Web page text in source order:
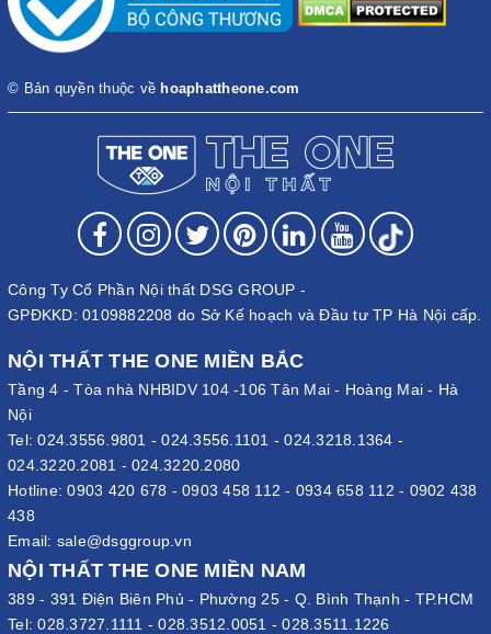
© Bản quyền thuộc về hoaphattheone.com
Công Ty Cổ Phần Nội thất DSG GROUP -
GPĐKKD: 0109882208 do Sở Kế hoạch và Đầu tư TP Hà Nội cấp.
NỘI THẤT THE ONE MIỀN BẮC
Tầng 4 - Tòa nhà NHBIDV 104 -106 Tân Mai - Hoàng Mai - Hà
Nội
Tel:024.3556.9801 -024.3556.1101 -024.3218.1364 -
024.3220.2081 - 024.3220.2080
Hotline:0903 420 678 - 0903 458 112 - 0934 658 112 - 0902 438
438
Email: sale@dsggroup.vn
NỘI THẤT THE ONE MIỀN NAM
389 - 391 Điện Biên Phủ - Phường 25 - Q. Bình Thạnh - TP.HCM
Tel:028.3727.1111 -028.3512.0051 -028.3511.1226